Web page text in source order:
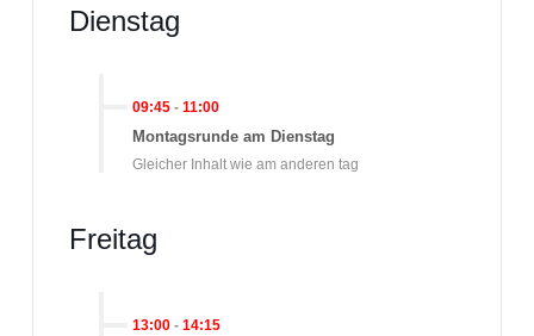
Dienstag
09:45- 11:00
Montagsrunde am Dienstag
Gleicher Inhalt wie am anderen tag
Freitag
13:00- 14:15